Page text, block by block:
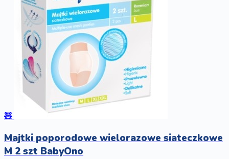
🧸
Majtki poporodowe wielorazowe siateczkowe
M 2 szt BabyOno